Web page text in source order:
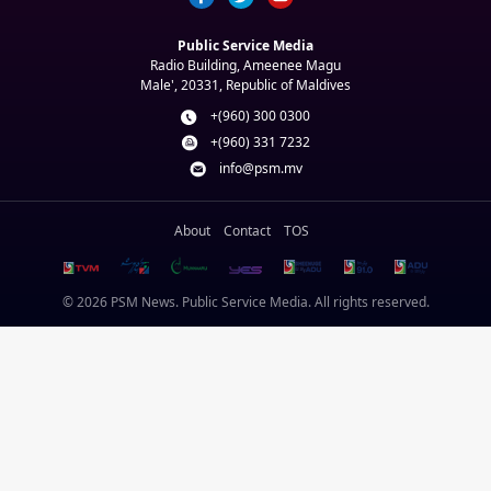
Public Service Media
Radio Building, Ameenee Magu
Male', 20331, Republic of Maldives
+(960) 300 0300
+(960) 331 7232
info@psm.mv
About Contact TOS
© 2026 PSM News. Public Service Media. All rights reserved.